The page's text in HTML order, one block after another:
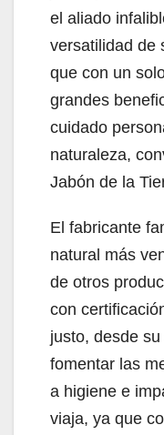
el aliado
versatilidad de
que con un
grandes
cuidado
naturaleza,
Jabón de la
El fabricante
natural más
de otros
con
justo, desde
fomentar las
a higiene e
viaja, ya que